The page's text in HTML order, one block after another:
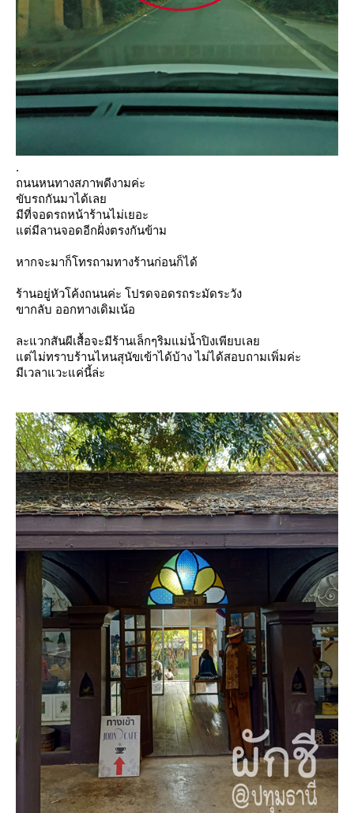
.
ถนนหนทางสภาพดีงามค่ะ
ขับรถกันมาได้เล
มีที่จอดรถหน้าร้านไม่เยอะ
ต่มีลานจอดอีกฝั่งตรงกันข้าม
หากจะมาก็โทรถามทางร้านก่อนก็ได้
ร้านอยู่หัวโค้งถนนค่ะ โปรดจอดรถระมัดระวัง
ขากลับ ออกทางเดิมเน้อ
ละแวกสันผีเสื้อจะมีร้านเล็กๆริมแม่น้ำปิงเพียบเล
ต่ไม่ทราบร้านไหนสุนัขเข้าได้บ้าง ไม่ได้สอบถามเพิ่มค่ะ
มีเวลาแวะแค่นี้ล่ะ